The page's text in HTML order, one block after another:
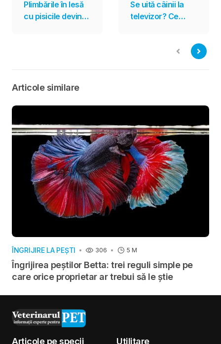
Plimbările în lesă
cu pisicile devin
Se uită câinii la
televizor? Ce
Articole similare
ÎNGRIJIRE LA PEȘTI 306 5 M
Îngrijirea peștilor Betta: trei reguli simple pe
care orice proprietar ar trebui să le știe
Articole pe specii Utilitare